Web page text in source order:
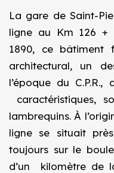
La gare de Saint-
ligne au Km 126 +
1890, ce bâtiment
architectural, un
l’époque du
caractéristiques,
lambrequins. À
ligne se situait
toujours sur le
d’un kilomètre de